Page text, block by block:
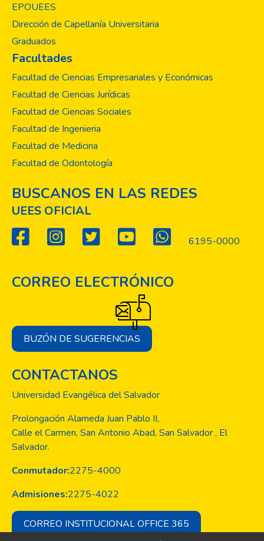
EPOUEES
Dirección de Capellanía Universitaria
Graduados
Facultades
Facultad de Ciencias Empresariales y Económicas
Facultad de Ciencias Jurídicas
Facultad de Ciencias Sociales
Facultad de Ingenieria
Facultad de Medicina
Facultad de Odontología
BUSCANOS EN LAS REDES
UEES OFICIAL
6195-0000
CORREO ELECTRÓNICO
BUZÓN DE SUGERENCIAS
CONTACTANOS
Universidad Evangélica del Salvador
Prolongación Alameda Juan Pablo II,
Calle el Carmen, San Antonio Abad, San Salvador , El
Salvador.
Conmutador:2275-4000
Admisiones:2275-4022
CORREO INSTITUCIONAL OFFICE 365